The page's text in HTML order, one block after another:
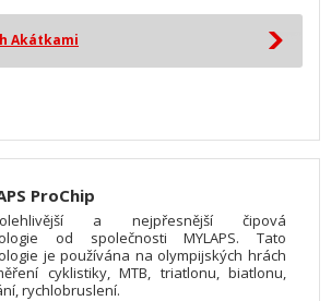
Akátkami
ProChip
a nejpřesnější čipová
od společnosti MYLAPS. Tato
je používána na olympijských hrách
cyklistiky, MTB, triatlonu, biatlonu,
rychlobruslení.